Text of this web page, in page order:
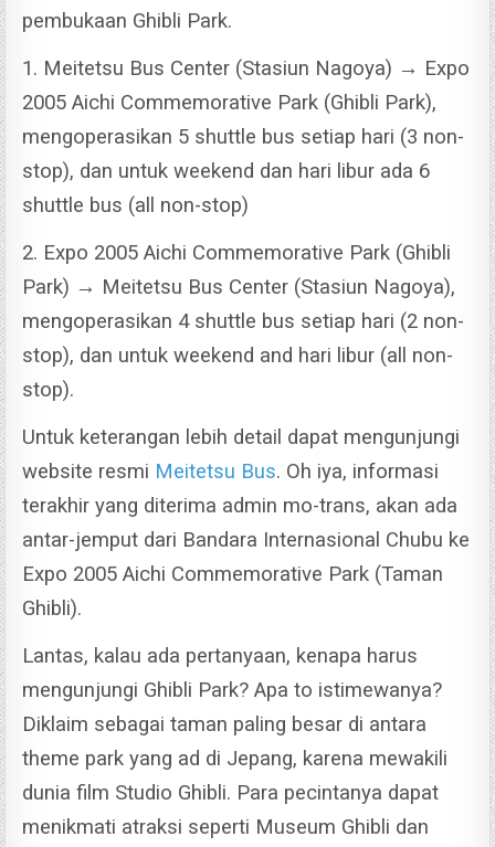
pembukaan Ghibli Park.
1. Meitetsu Bus Center (Stasiun Nagoya) → Expo
2005 Aichi Commemorative Park (Ghibli Park),
mengoperasikan 5 shuttle bus setiap hari (3 non-
stop), dan untuk weekend dan hari libur ada 6
shuttle bus (all non-stop)
2. Expo 2005 Aichi Commemorative Park (Ghibli
Park) → Meitetsu Bus Center (Stasiun Nagoya),
mengoperasikan 4 shuttle bus setiap hari (2 non-
stop), dan untuk weekend and hari libur (all non-
stop).
Untuk keterangan lebih detail dapat mengunjungi
website resmi Meitetsu Bus. Oh iya, informasi
terakhir yang diterima admin mo-trans, akan ada
antar-jemput dari Bandara Internasional Chubu ke
Expo 2005 Aichi Commemorative Park (Taman
Ghibli).
Lantas, kalau ada pertanyaan, kenapa harus
mengunjungi Ghibli Park? Apa to istimewanya?
Diklaim sebagai taman paling besar di antara
theme park yang ad di Jepang, karena mewakili
dunia film Studio Ghibli. Para pecintanya dapat
menikmati atraksi seperti Museum Ghibli dan